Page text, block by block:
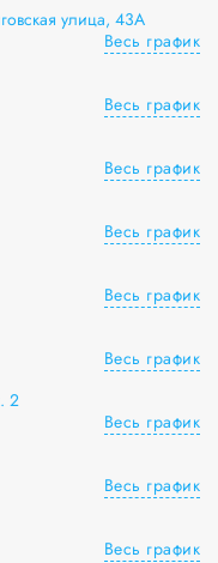
улица, 43А
Весь график
Весь график
Весь график
Весь график
Весь график
Весь график
2
Весь график
Весь график
Весь график